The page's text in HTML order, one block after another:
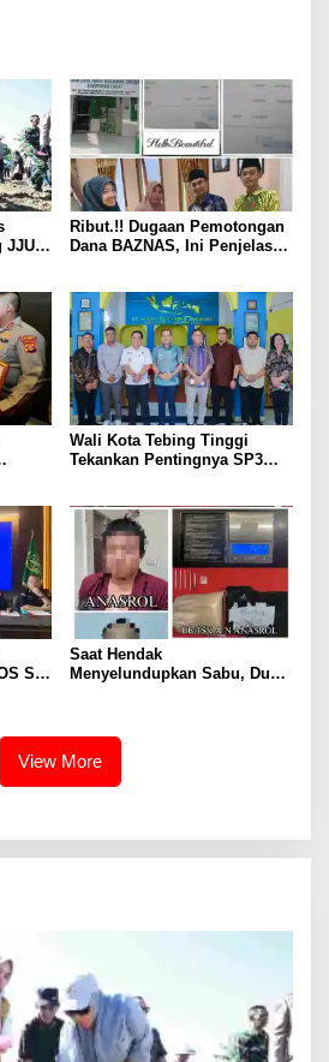
JJUH,
Ribut.!! Dugaan Pemotongan
Dana BAZNAS, Ini Penjelasan
Wali Kota Tebing Tinggi
Tekankan Pentingnya SP3
SD
Saat Hendak
Menyelundupkan Sabu, Dua
View More